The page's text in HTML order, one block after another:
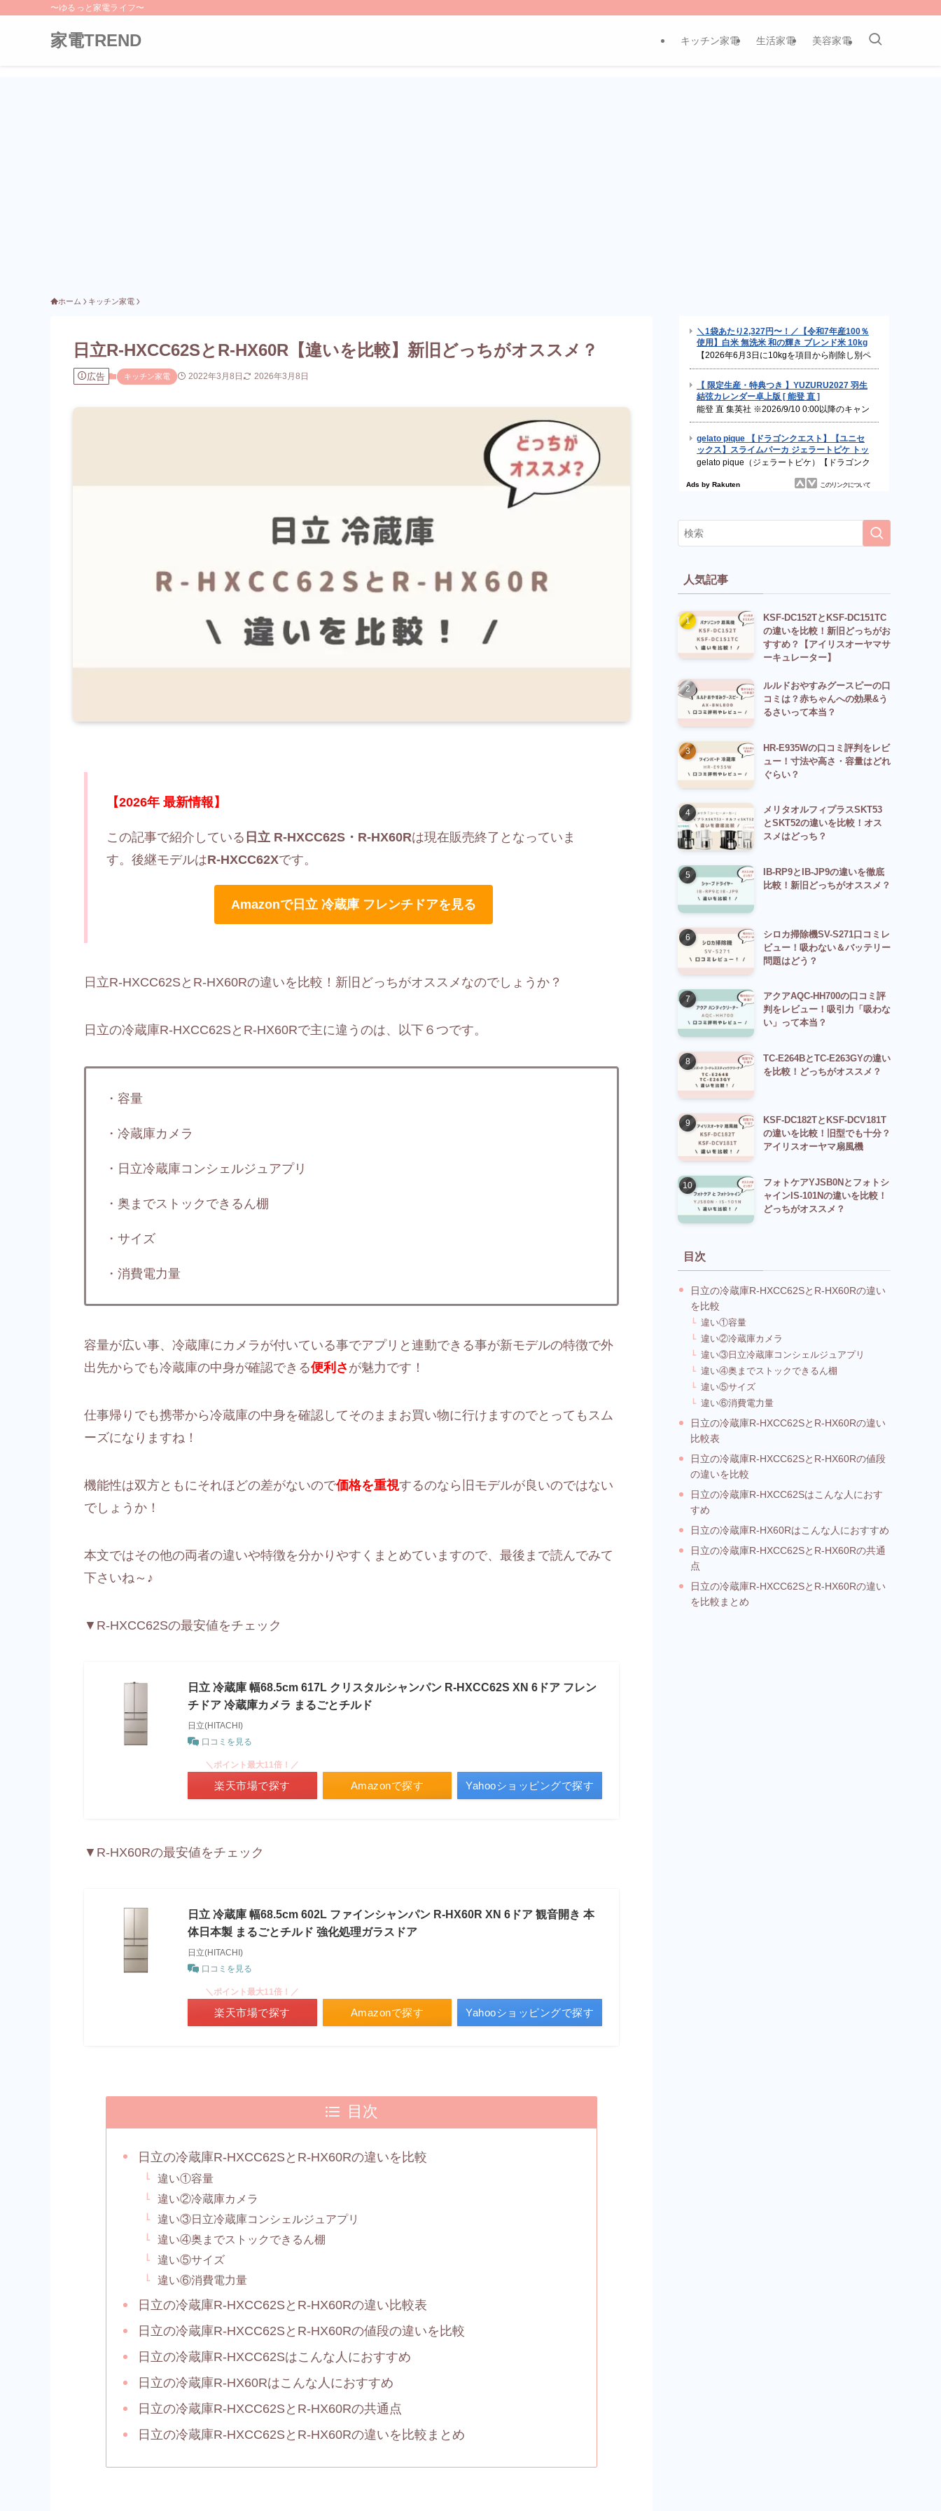
〜ゆるっと家電ライフ〜
家電TREND キッチン家電 生活家電 美容家電
ホーム キッチン家電
日立R-HXCC62SとR-HX60R【違いを比較】新旧どっちがオススメ？
広告 キッチン家電 2022年3月8日 2026年3月8日
【2026年 最新情報】
この記事で紹介している 日立 R-HXCC62S・R-HX60Rは現在販売終了となっていま
す。後継モデルはR-HXCC62Xです。
Amazonで日立 冷蔵庫 フレンチドアを見る
日立R-HXCC62SとR-HX60Rの違いを比較！新旧どっちがオススメなのでしょうか？
日立の冷蔵庫R-HXCC62SとR-HX60Rで主に違うのは、以下６つです。
・容量
・冷蔵庫カメラ
・日立冷蔵庫コンシェルジュアプリ
・奥までストックできるん棚
・サイズ
・消費電力量
容量が広い事、冷蔵庫にカメラが付いている事でアプリと連動できる事が新モデルの特徴で外
出先からでも冷蔵庫の中身が確認できる便利さ が魅力です！
仕事帰りでも携帯から冷蔵庫の中身を確認してそのままお買い物に行けますのでとってもスム
ーズになりますね！
機能性は双方ともにそれほどの差がないので価格を重視するのなら旧モデルが良いのではない
でしょうか！
本文ではその他の両者の違いや特徴を分かりやすくまとめていますので、最後まで読んでみて
下さいね～♪
▼R-HXCC62Sの最安値をチェック
日立 冷蔵庫 幅68.5cm 617L クリスタルシャンパン R-HXCC62S XN 6ドア フレン
チドア 冷蔵庫カメラ まるごとチルド
日立(HITACHI)
口コミを見る
Amazonで探す
＼ポイント最大11倍！／
楽天市場で探す Yahooショッピングで探す
▼R-HX60Rの最安値をチェック
日立 冷蔵庫 幅68.5cm 602L ファインシャンパン R-HX60R XN 6ドア 観音開き 本
体日本製 まるごとチルド 強化処理ガラスドア
日立(HITACHI)
口コミを見る
Amazonで探す
＼ポイント最大11倍！／
楽天市場で探す Yahooショッピングで探す
目次
日立の冷蔵庫R-HXCC62SとR-HX60Rの違いを比較
違い①容量
違い②冷蔵庫カメラ
違い③日立冷蔵庫コンシェルジュアプリ
違い④奥までストックできるん棚
違い⑤サイズ
違い⑥消費電力量
日立の冷蔵庫R-HXCC62SとR-HX60Rの違い比較表
日立の冷蔵庫R-HXCC62SとR-HX60Rの値段の違いを比較
日立の冷蔵庫R-HXCC62Sはこんな人におすすめ
日立の冷蔵庫R-HX60Rはこんな人におすすめ
日立の冷蔵庫R-HXCC62SとR-HX60Rの共通点
日立の冷蔵庫R-HXCC62SとR-HX60Rの違いを比較まとめ
人気記事
KSF-DC152TとKSF-DC151TC
の違いを比較！新旧どっちがお
すすめ？【アイリスオーヤマサ
ーキュレーター】
ルルドおやすみグースピーの口
コミは？赤ちゃんへの効果&う
るさいって本当？
HR-E935Wの口コミ評判をレビ
ュー！寸法や高さ・容量はどれ
ぐらい？
メリタオルフィプラスSKT53
とSKT52の違いを比較！オス
スメはどっち？
IB-RP9とIB-JP9の違いを徹底
比較！新旧どっちがオススメ？
シロカ掃除機SV-S271口コミレ
ビュー！吸わない＆バッテリー
問題はどう？
アクアAQC-HH700の口コミ評
判をレビュー！吸引力「吸わな
い」って本当？
TC-E264BとTC-E263GYの違い
を比較！どっちがオススメ？
KSF-DC182TとKSF-DCV181T
の違いを比較！旧型でも十分？
アイリスオーヤマ扇風機
フォトケアYJSB0Nとフォトシ
ャインIS-101Nの違いを比較！
どっちがオススメ？
目次
日立の冷蔵庫R-HXCC62SとR-HX60Rの違い
を比較
違い①容量
違い②冷蔵庫カメラ
違い③日立冷蔵庫コンシェルジュアプリ
違い④奥までストックできるん棚
違い⑤サイズ
違い⑥消費電力量
日立の冷蔵庫R-HXCC62SとR-HX60Rの違い
比較表
日立の冷蔵庫R-HXCC62SとR-HX60Rの値段
の違いを比較
日立の冷蔵庫R-HXCC62Sはこんな人におす
すめ
日立の冷蔵庫R-HX60Rはこんな人におすすめ
日立の冷蔵庫R-HXCC62SとR-HX60Rの共通
点
日立の冷蔵庫R-HXCC62SとR-HX60Rの違い
を比較まとめ